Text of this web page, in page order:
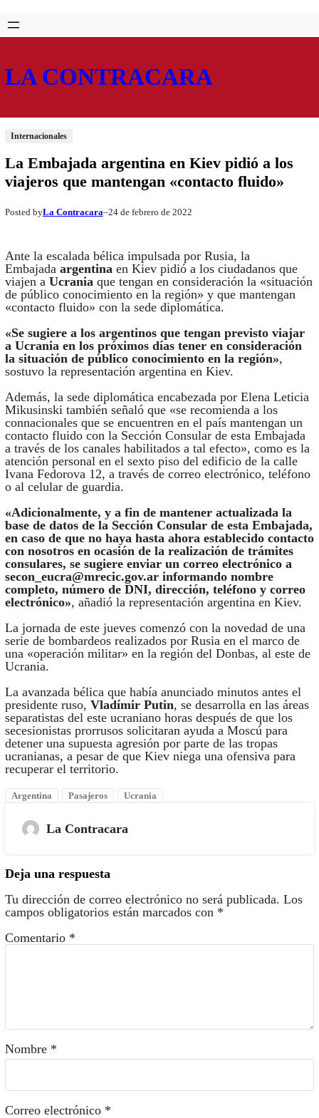
Saltar
al
Skip
to
LA CONTRACARA
Internacionales
La Embajada argentina en Kiev pidió a los
viajeros que mantengan «contacto fluido»
Posted byLa Contracara–24 de febrero de 2022
Ante la escalada bélica impulsada por Rusia, la
Embajada argentinaen Kiev pidió a los ciudadanos que
viajen aUcraniaque tengan en consideración la «situación
de público conocimiento en la región» y que mantengan
«contacto fluido» con la sede diplomática.
«Se sugiere a los argentinos que tengan previsto viajar
a Ucrania en los próximos días tener en consideración
la situación de público conocimiento en la región»,
sostuvo la representación argentina en Kiev.
Además, la sede diplomática encabezada por Elena Leticia
Mikusinski también señaló que «se recomienda a los
connacionales que se encuentren en el país mantengan un
contacto fluido con la Sección Consular de esta Embajada
a través de los canales habilitados a tal efecto», como es la
atención personal en el sexto piso del edificio de la calle
Ivana Fedorova 12, a través de correo electrónico, teléfono
o al celular de guardia.
«Adicionalmente, y a fin de mantener actualizada la
base de datos de la Sección Consular de esta Embajada,
en caso de que no haya hasta ahora establecido contacto
con nosotros en ocasión de la realización de trámites
consulares, se sugiere enviar un correo electrónico a
secon_eucra@mrecic.gov.ar informando nombre
completo, número de DNI, dirección, teléfono y correo
electrónico», añadió la representación argentina en Kiev.
La jornada de este jueves comenzó con la novedad de una
serie de bombardeos realizados por Rusia en el marco de
una «operación militar» en la región del Donbas, al este de
Ucrania.
La avanzada bélica que había anunciado minutos antes el
presidente ruso, Vladímir Putin, se desarrolla en las áreas
separatistas del este ucraniano horas después de que los
secesionistas prorrusos solicitaran ayuda a Moscú para
detener una supuesta agresión por parte de las tropas
ucranianas, a pesar de que Kiev niega una ofensiva para
recuperar el territorio.
Argentina Pasajeros Ucrania
La Contracara
Deja una respuesta
Tu dirección de correo electrónico no será publicada. Los
campos obligatorios están marcados con *
Comentario *
Nombre *
Correo electrónico *